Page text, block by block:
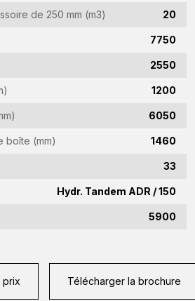
de 250 mm (m3) 20
7750
2550
1200
6050
boîte (mm) 1460
33
Hydr. Tandem ADR / 150
5900
prix Télécharger la brochure